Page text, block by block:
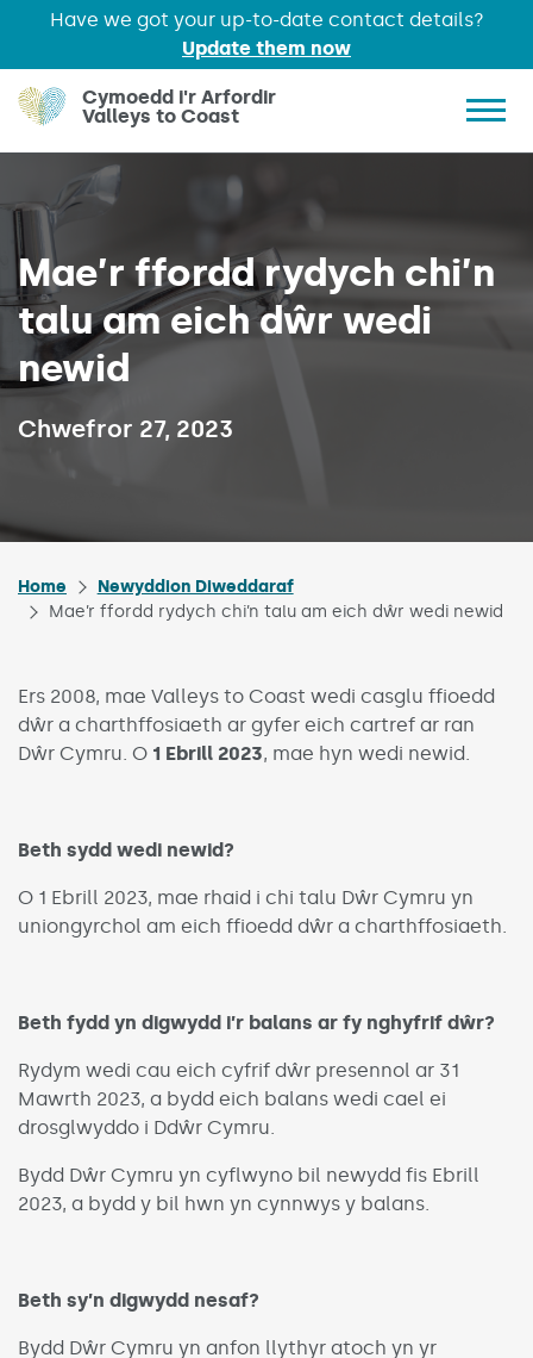
Have we got your up-to-date contact details?
Update them now
Skip to main content
Cymoedd i'r Arfordir
Valleys to Coast
Mae’r ffordd rydych chi’n
talu am eich dŵr wedi
newid
Chwefror 27, 2023
Home
Newyddion Diweddaraf
Mae’r ffordd rydych chi’n talu am eich dŵr wedi newid
Ers 2008, mae Valleys to Coast wedi casglu ffioedd
dŵr a charthffosiaeth ar gyfer eich cartref ar ran
Dŵr Cymru. O 1 Ebrill 2023, mae hyn wedi newid.
Beth sydd wedi newid?
O 1 Ebrill 2023, mae rhaid i chi talu Dŵr Cymru yn
uniongyrchol am eich ffioedd dŵr a charthffosiaeth.
Beth fydd yn digwydd i’r balans ar fy nghyfrif dŵr?
Rydym wedi cau eich cyfrif dŵr presennol ar 31
Mawrth 2023, a bydd eich balans wedi cael ei
drosglwyddo i Ddŵr Cymru.
Bydd Dŵr Cymru yn cyflwyno bil newydd fis Ebrill
2023, a bydd y bil hwn yn cynnwys y balans.
Beth sy’n digwydd nesaf?
Bydd Dŵr Cymru yn anfon llythyr atoch yn yr